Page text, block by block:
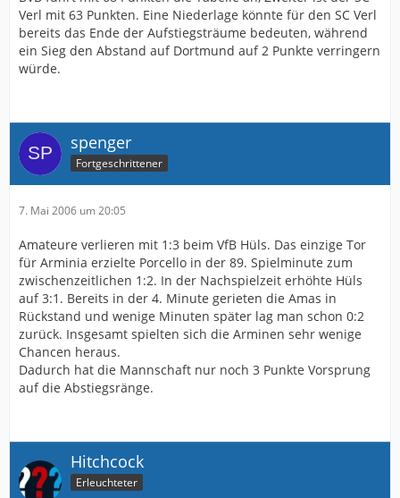
Verl mit 63 Punkten. Eine Niederlage könnte für den SC Verl
bereits das Ende der Aufstiegsträume bedeuten, während
ein Sieg den Abstand auf Dortmund auf 2 Punkte verringern
würde.
spenger
Fortgeschrittener
7. Mai 2006 um 20:05
Amateure verlieren mit 1:3 beim VfB Hüls. Das einzige Tor
für Arminia erzielte Porcello in der 89. Spielminute zum
zwischenzeitlichen 1:2. In der Nachspielzeit erhöhte Hüls
auf 3:1. Bereits in der 4. Minute gerieten die Amas in
Rückstand und wenige Minuten später lag man schon 0:2
zurück. Insgesamt spielten sich die Arminen sehr wenige
Chancen heraus.
Dadurch hat die Mannschaft nur noch 3 Punkte Vorsprung
auf die Abstiegsränge.
Hitchcock
Erleuchteter